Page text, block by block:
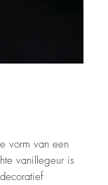
vorm van een
vanillegeur is